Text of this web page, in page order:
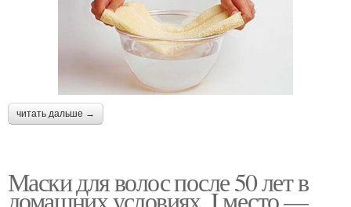
читать дальше →
Маски для волос после 50 лет в